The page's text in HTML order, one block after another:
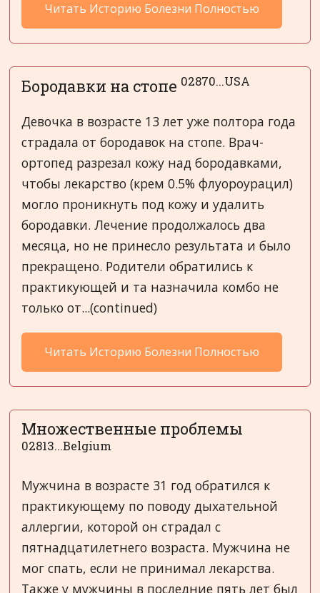
Читать Историю Болезни Полностью
Бородавки на стопе 02870...USA
Девочка в возрасте 13 лет уже полтора года
страдала от бородавок на стопе. Врач-
ортопед разрезал кожу над бородавками,
чтобы лекарство (крем 0.5% флуороурацил)
могло проникнуть под кожу и удалить
бородавки. Лечение продолжалось два
месяца, но не принесло результата и было
прекращено. Родители обратились к
практикующей и та назначила комбо не
только от...(continued)
Читать Историю Болезни Полностью
Множественные проблемы
02813...Belgium
Мужчина в возрасте 31 год обратился к
практикующему по поводу дыхательной
аллергии, которой он страдал с
пятнадцатилетнего возраста. Мужчина не
мог спать, если не принимал лекарства.
Также у мужчины в последние пять лет был